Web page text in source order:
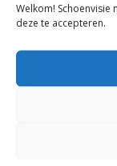
Welkom! Schoenvisie
deze te accepteren.